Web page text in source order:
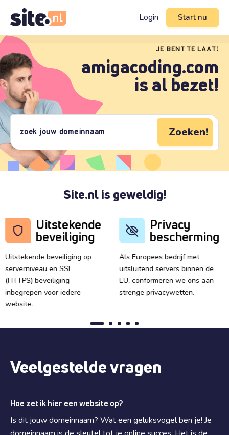
Login Start nu
JE BENT TE LAAT!
amigacoding.com
is al bezet!
Zoeken!
Site.nl is geweldig!
Uitstekende
beveiliging
Uitstekende beveiliging op
serverniveau en SSL
(HTTPS) beveiliging
inbegrepen voor iedere
website.
Privacy
bescherming
Als Europees bedrijf met
uitsluitend servers binnen de
EU, conformeren we ons aan
strenge privacywetten.
Veelgestelde vragen
Hoe zet ik hier een website op?
Is dit jouw domeinnaam? Wat een geluksvogel ben je! Je